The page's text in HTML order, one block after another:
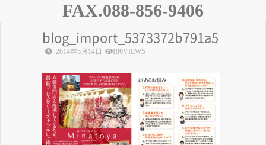
FAX.088-856-9406
blog_import_5373372b791a5
2014年5月14日 186VIEWS